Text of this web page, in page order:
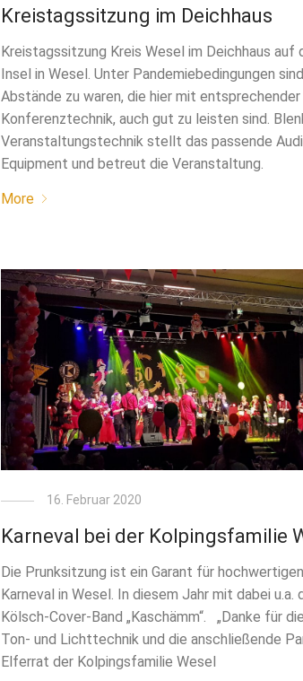
Kreistagssitzung im Deichhaus
Kreistagssitzung Kreis Wesel im Deichhaus auf
Insel in Wesel. Unter Pandemiebedingungen sind
Abstände zu waren, die hier mit entsprechender
Konferenztechnik, auch gut zu leisten sind.
Veranstaltungstechnik stellt das passende
Equipment und betreut die Veranstaltung.
More
16. Februar 2020
Karneval bei der Kolpingsfamilie
Die Prunksitzung ist ein Garant für hochwertigen
Karneval in Wesel. In diesem Jahr mit dabei u.a.
Kölsch-Cover-Band „Kaschämm“. „Danke für
Ton- und Lichttechnik und die anschließende
Elferrat der Kolpingsfamilie Wesel